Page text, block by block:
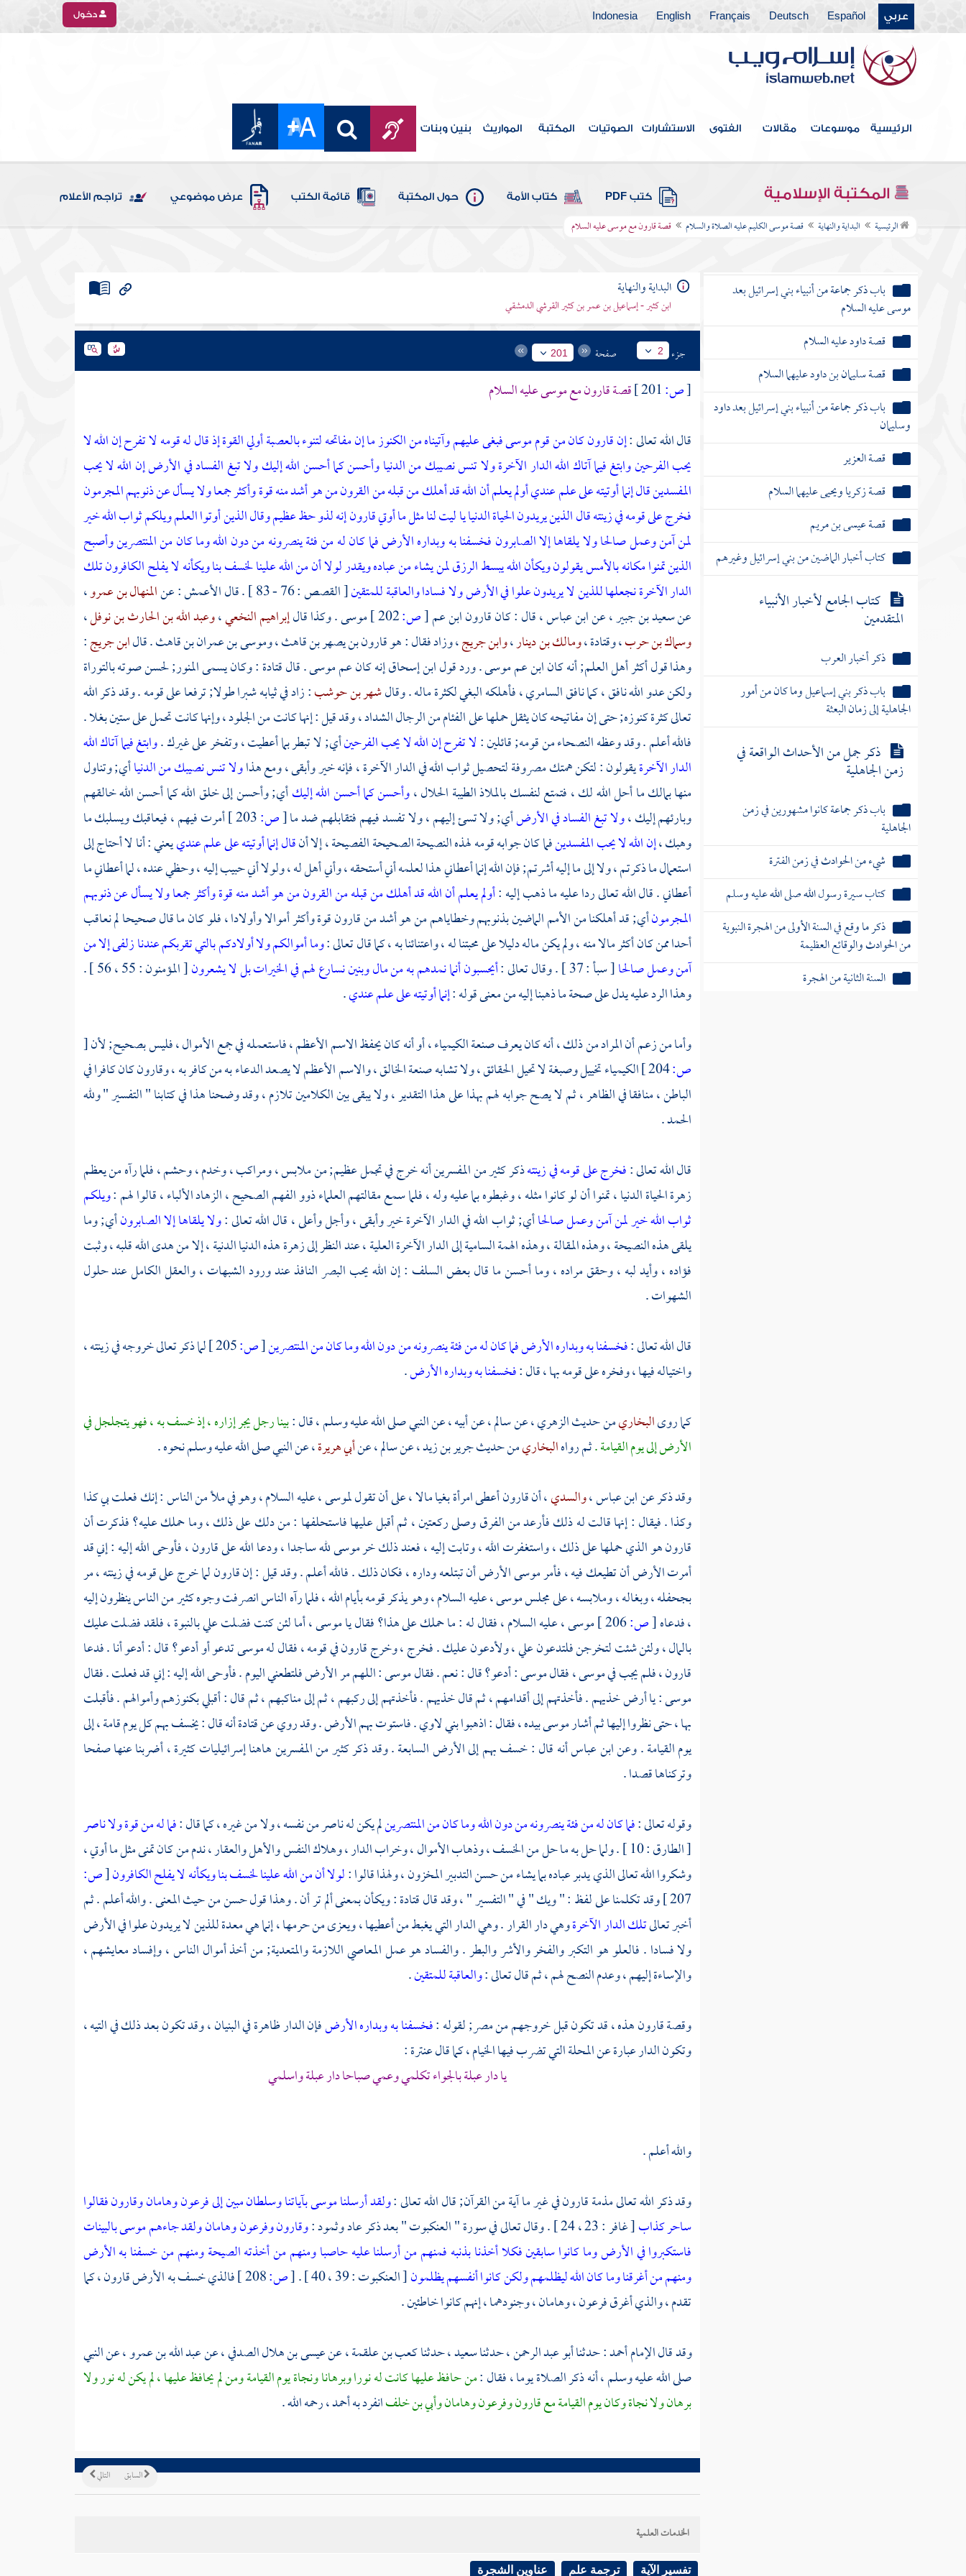
عربي Español
Deutsch
Français
English
Indonesia دخول
الرئيسية موسوعات مقالات الفتوى الاستشارات الصوتيات المكتبة المواريث بنين وبنات
المكتبة الإسلامية كتب PDF كتاب الأمة حول المكتبة قائمة الكتب عرض موضوعي تراجم الأعلام
الرئيسية البداية والنهاية قصة موسى الكليم عليه الصلاة والسلام قصة قارون مع موسى عليه السلام
قصة هود عليه السلام
قصة صالح نبي ثمود عليه الصلاة والسلام
قصة إبراهيم الخليل عليه الصلاة والسلام
باب ذكر ذرية إبراهيم عليه الصلاة والسلام
باب ذكر أمم أهلكوا بعامة
قصة يونس عليه الصلاة والسلام
قصة موسى الكليم عليه الصلاة والسلام
باب ذكر جماعة من أنبياء بني إسرائيل بعد
موسى عليه السلام
قصة داود عليه السلام
قصة سليمان بن داود عليهما السلام
باب ذكر جماعة من أنبياء بني إسرائيل بعد داود
وسليمان
قصة العزير
قصة زكريا ويحيى عليهما السلام
قصة عيسى بن مريم
كتاب أخبار الماضين من بني إسرائيل وغيرهم
كتاب الجامع لأخبار الأنبياء
المتقدمين
ذكر أخبار العرب
باب ذكر بني إسماعيل وما كان من أمور
الجاهلية إلى زمان البعثة
ذكر جمل من الأحداث الواقعة في
زمن الجاهلية
باب ذكر جماعة كانوا مشهورين في زمن
الجاهلية
شيء من الحوادث في زمن الفترة
كتاب سيرة رسول الله صلى الله عليه وسلم
ذكر ما وقع في السنة الأولى من الهجرة النبوية
من الحوادث والوقائع العظيمة
السنة الثانية من الهجرة
البداية والنهاية
ابن كثير - إسماعيل بن عمر بن كثير القرشي الدمشقي
جزء 2 صفحة 201
[ص: قصة قارون معموسىعليه السلام
قال الله تعالى :إن قارون كان من قوم موسى فبغى عليهم وآتيناه من الكنوز ما إن مفاتحه لتنوء بالعصبة أولي القوة إذ قال له قومه لا تفرح إن الله لا
يحب الفرحينوابتغ فيما آتاك الله الدار الآخرة ولا تنس نصيبك من الدنيا وأحسن كما أحسن الله إليك ولا تبغ الفساد في الأرض إن الله لا يحب
المفسدينقال إنما أوتيته على علم عندي أولم يعلم أن الله قد أهلك من قبله من القرون من هو أشد منه قوة وأكثر جمعا ولا يسأل عن ذنوبهم المجرمون
فخرج على قومه في زينته قال الذين يريدون الحياة الدنيا يا ليت لنا مثل ما أوتي قارون إنه لذو حظ عظيموقال الذين أوتوا العلم ويلكم ثواب الله خير
لمن آمن وعمل صالحا ولا يلقاها إلا الصابرونفخسفنا به وبداره الأرض فما كان له من فئة ينصرونه من دون الله وما كان من المنتصرينوأصبح
الذين تمنوا مكانه بالأمس يقولون ويكأن الله يبسط الرزق لمن يشاء من عباده ويقدر لولا أن من الله علينا لخسف بنا ويكأنه لا يفلح الكافرونتلك
الدار الآخرة نجعلها للذين لا يريدون علوا في الأرض ولا فسادا والعاقبة للمتقين[ القصص : 76 - 83 ] . قال الأعمش: عنالمنهال بن عمرو،
عنسعيد بن جبير، عنابن عباس، قال : كانقارونابن عم[ص: موسى. وكذا قالإبراهيم النخعي،وعبد الله بن الحارث بن نوفل،
وسماك بن حرب،وقتادة،ومالك بن دينار،وابن جريج، وزاد فقال : هوقارون بن يصهر بن قاهث،وموسى بن عمران بن قاهث. قالابن جريج:
وهذا قول أكثر أهل العلم; أنه كان ابن عمموسى. ورد قولابن إسحاقإنه كان عمموسى. قالقتادة: وكان يسمى المنور; لحسن صوته بالتوراة
ولكن عدو الله نافق ، كما نافقالسامري، فأهلكه البغي لكثرة ماله . وقالشهر بن حوشب: زاد في ثيابه شبرا طولا; ترفعا على قومه . وقد ذكر الله
تعالى كثرة كنوزه; حتى إن مفاتيحه كان يثقل حملها على الفئام من الرجال الشداد ، وقد قيل : إنها كانت من الجلود ، وإنها كانت تحمل على ستين بغلا .
فالله أعلم . وقد وعظه النصحاء من قومه; قائلين :لا تفرح إن الله لا يحب الفرحينأي; لا تبطر بما أعطيت ، وتفخر على غيرك .وابتغ فيما آتاك الله
الدار الآخرةيقولون : لتكن همتك مصروفة لتحصيل ثواب الله في الدار الآخرة ، فإنه خير وأبقى ، ومع هذاولا تنس نصيبك من الدنياأي; وتناول
منها بمالك ما أحل الله لك ، فتمتع لنفسك بالملاذ الطيبة الحلال ،وأحسن كما أحسن الله إليكأي; وأحسن إلى خلق الله كما أحسن الله خالقهم
وبارئهم إليك ،ولا تبغ الفساد في الأرضأي; ولا تسئ إليهم ، ولا تفسد فيهم فتقابلهم ضد ما[ص:
أمرت فيهم ، فيعاقبك ويسلبك ما
وهبك ،إن الله لا يحب المفسدينفما كان جوابه قومه لهذه النصيحة الصحيحة الفصيحة ، إلا أنقال إنما أوتيته على علم عندييعني : أنا لا أحتاج إلى
استعمال ما ذكرتم ، ولا إلى ما إليه أشرتم; فإن الله إنما أعطاني هذا لعلمه أني أستحقه ، وأني أهل له ، ولولا أني حبيب إليه ، وحظي عنده ، لما أعطاني ما
أعطاني . قال الله تعالى ردا عليه ما ذهب إليه :أولم يعلم أن الله قد أهلك من قبله من القرون من هو أشد منه قوة وأكثر جمعا ولا يسأل عن ذنوبهم
المجرمونأي; قد أهلكنا من الأمم الماضين بذنوبهم وخطاياهم من هو أشد من قارون قوة وأكثر أموالا وأولادا ، فلو كان ما قال صحيحا لم نعاقب
أحدا ممن كان أكثر مالا منه ، ولم يكن ماله دليلا على محبتنا له ، واعتنائنا به ، كما قال تعالى :وما أموالكم ولا أولادكم بالتي تقربكم عندنا زلفى إلا من
آمن وعمل صالحا[ سبأ : 37 ] . وقال تعالى : أيحسبون أنما نمدهم به من مال وبنيننسارع لهم في الخيرات بل لا يشعرون
[ المؤمنون : 55 ، 56 ] .
وهذا الرد عليه يدل على صحة ما ذهبنا إليه من معنى قوله :إنما أوتيته على علم عندي.
وأما من زعم أن المراد من ذلك ، أنه كان يعرف صنعة الكيمياء ، أو أنه كان يحفظ الاسم الأعظم ، فاستعمله في جمع الأموال ، فليس بصحيح; لأن[
ص:
الكيمياء تخييل وصبغة لا تحيل الحقائق ، ولا تشابه صنعة الخالق ، والاسم الأعظم لا يصعد الدعاء به من كافر به ، وقارون كان كافرا في
الباطن ، منافقا في الظاهر ، ثم لا يصح جوابه لهم بهذا على هذا التقدير ، ولا يبقى بين الكلامين تلازم ، وقد وضحنا هذا في كتابنا " التفسير " ولله
الحمد .
قال الله تعالى :فخرج على قومه في زينتهذكر كثير من المفسرين أنه خرج في تجمل عظيم; من ملابس ، ومراكب ، وخدم ، وحشم ، فلما رآه من يعظم
زهرة الحياة الدنيا ، تمنوا أن لو كانوا مثله ، وغبطوه بما عليه وله ، فلما سمع مقالتهم العلماء ذوو الفهم الصحيح ، الزهاد الألباء ، قالوا لهم :ويلكم
ثواب الله خير لمن آمن وعمل صالحاأي; ثواب الله في الدار الآخرة خير وأبقى ، وأجل وأعلى ، قال الله تعالى :ولا يلقاها إلا الصابرونأي; وما
يلقى هذه النصيحة ، وهذه المقالة ، وهذه الهمة السامية إلى الدار الآخرة العلية ، عند النظر إلى زهرة هذه الدنيا الدنية ، إلا من هدى الله قلبه ، وثبت
فؤاده ، وأيد لبه ، وحقق مراده ، وما أحسن ما قال بعض السلف : إن الله يحب البصر النافذ عند ورود الشبهات ، والعقل الكامل عند حلول
الشهوات .
قال الله تعالى :فخسفنا به وبداره الأرض فما كان له من فئة ينصرونه من دون الله وما كان من المنتصرين[ص:
لما ذكر تعالى خروجه في زينته ،
واختياله فيها ، وفخره على قومه بها ، قال :فخسفنا به وبداره الأرض.
كما روىالبخاريمن حديثالزهري، عنسالم، عن أبيه ، عن النبي صلى الله عليه وسلم ، قال :بينا رجل يجر إزاره ، إذ خسف به ، فهو يتجلجل في
الأرض إلى يوم القيامة .ثم رواهالبخاريمن حديثجرير بن زيد، عنسالم، عنأبي هريرة، عن النبي صلى الله عليه وسلم نحوه .
وقد ذكر عنابن عباس،والسدي، أنقارونأعطى امرأة بغيا مالا ، على أن تقوللموسى، عليه السلام ، وهو في ملأ من الناس : إنك فعلت بي كذا
وكذا . فيقال : إنها قالت له ذلك فأرعد من الفرق وصلى ركعتين ، ثم أقبل عليها فاستحلفها : من دلك على ذلك ، وما حملك عليه؟ فذكرت أن
قارونهو الذي حملها على ذلك ، واستغفرت الله ، وتابت إليه ، فعند ذلك خرموسىلله ساجدا ، ودعا الله علىقارون، فأوحى الله إليه : إني قد
أمرت الأرض أن تطيعك فيه ، فأمرموسىالأرض أن تبتلعه وداره ، فكان ذلك . فالله أعلم . وقد قيل : إنقارونلما خرج على قومه في زينته ، مر
بجحفله ، وبغاله ، وملابسه ، على مجلسموسى، عليه السلام ، وهو يذكر قومه بأيام الله ، فلما رآه الناس انصرفت وجوه كثير من الناس ينظرون إليه
، فدعاه[ص:206 ] موسى، عليه السلام ، فقال له : ما حملك على هذا؟ فقال ياموسى، أما لئن كنت فضلت علي بالنبوة ، فلقد فضلت عليك
بالمال ، ولئن شئت لتخرجن فلتدعون علي ، ولأدعون عليك . فخرج ، وخرجقارونفي قومه ، فقال لهموسىتدعو أو أدعو؟ قال : أدعو أنا . فدعا
قارون، فلم يجب فيموسى، فقالموسى: أدعو؟ قال : نعم . فقالموسى: اللهم مر الأرض فلتطعني اليوم . فأوحى الله إليه : إني قد فعلت . فقال
موسى: يا أرض خذيهم . فأخذتهم إلى أقدامهم ، ثم قال خذيهم . فأخذتهم إلى ركبهم ، ثم إلى مناكبهم ، ثم قال : أقبلي بكنوزهم وأموالهم . فأقبلت
بها ، حتى نظروا إليها ثم أشارموسىبيده ، فقال : اذهبوا بني لاوي . فاستوت بهم الأرض . وقد روي عنقتادةأنه قال : يخسف بهم كل يوم قامة ، إلى
يوم القيامة . وعنابن عباسأنه قال : خسف بهم إلى الأرض السابعة . وقد ذكر كثير من المفسرين هاهنا إسرائيليات كثيرة ، أضربنا عنها صفحا
وتركناها قصدا .
وقوله تعالى :فما كان له من فئة ينصرونه من دون الله وما كان من المنتصرينلم يكن له ناصر من نفسه ، ولا من غيره ، كما قال :فما له من قوة ولا ناصر
[ الطارق : 10 ] . ولما حل به ما حل من الخسف ، وذهاب الأموال ، وخراب الدار ، وهلاك النفس والأهل والعقار ، ندم من كان تمنى مثل ما أوتي ،
وشكروا الله تعالى الذي يدبر عباده بما يشاء من حسن التدبير المخزون ، ولهذا قالوا :لولا أن من الله علينا لخسف بنا ويكأنه لا يفلح الكافرون[ص:
207 ] وقد تكلمنا على لفظ : " ويك " في " التفسير " ، وقد قال قتادة : ويكأن بمعنى ألم تر أن . وهذا قول حسن من حيث المعنى . والله أعلم . ثم
أخبر تعالىتلك الدار الآخرةوهي دار القرار . وهي الدار التي يغبط من أعطيها ، ويعزى من حرمها ، إنما هي معدة للذين لا يريدون علوا في الأرض
ولا فسادا . فالعلو هو التكبر والفخر والأشر والبطر . والفساد هو عمل المعاصي اللازمة والمتعدية; من أخذ أموال الناس ، وإفساد معايشهم ،
والإساءة إليهم ، وعدم النصح لهم ، ثم قال تعالى :والعاقبة للمتقين.
وقصةقارونهذه ، قد تكون قبل خروجهم منمصر;لقوله :فخسفنا به وبداره الأرضفإن الدار ظاهرة في البنيان ، وقد تكون بعد ذلك في التيه ،
وتكون الدار عبارة عن المحلة التي تضرب فيها الخيام ، كما قالعنترة:
يا دار عبلة بالجواء تكلمي وعمي صباحا دار عبلة واسلمي
والله أعلم .
وقد ذكر الله تعالى مذمةقارونفي غير ما آية من القرآن; قال الله تعالى :ولقد أرسلنا موسى بآياتنا وسلطان مبينإلى فرعون وهامان وقارون فقالوا
ساحر كذاب[ غافر : 23 ، 24 ] . وقال تعالى في سورة " العنكبوت " بعد ذكر عاد وثمود :
وقارون وفرعون وهامان ولقد جاءهم موسى بالبينات
فاستكبروا في الأرض وما كانوا سابقينفكلا أخذنا بذنبه فمنهم من أرسلنا عليه حاصبا ومنهم من أخذته الصيحة ومنهم من خسفنا به الأرض
ومنهم من أغرقنا وما كان الله ليظلمهم ولكن كانوا أنفسهم يظلمون[ العنكبوت : 39 ، 40 ] . [ص: فالذي خسف به الأرضقارون، كما
تقدم ، والذي أغرقفرعون،وهامان، وجنودهما ، إنهم كانوا خاطئين .
وقد قال الإمامأحمد: حدثناأبو عبد الرحمن، حدثناسعيد، حدثناكعب بن علقمة، عنعيسى بن هلال الصدفي، عنعبد الله بن عمرو، عن النبي
صلى الله عليه وسلم ، أنه ذكر الصلاة يوما ، فقال :من حافظ عليها كانت له نورا وبرهانا ونجاة يوم القيامة ومن لم يحافظ عليها ، لم يكن له نور ولا
برهان ولا نجاة وكان يوم القيامة معقارونوفرعونوهامانوأبي بن خلفانفرد به أحمد ، رحمه الله .
التالي السابق
الخدمات العلمية
تفسير الآية ترجمة علم عناوين الشجرة